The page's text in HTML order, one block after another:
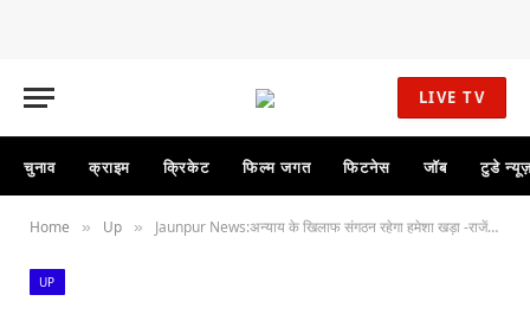
LIVE TV
चुनाव क्राइम क्रिकेट फिल्म जगत फिटनेस जॉब टुडे
Home » Up » Jaunpur News:अन्याय के खिलाफ संगठन रहेगा हमेशा खड़ा -राजेंद्र नाथ
UP